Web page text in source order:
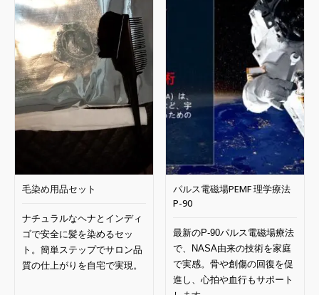
毛染め用品セット
ナチュラルなヘナとインディ
ゴで安全に髪を染めるセッ
ト。簡単ステップでサロン品
質の仕上がりを自宅で実現。
パルス電磁場PEMF 理学療法
P-90
最新のP-90パルス電磁場療法
で、 NASA由来の技術を家庭
で実感。骨や創傷の回復を促
進し、心拍や血行もサポート